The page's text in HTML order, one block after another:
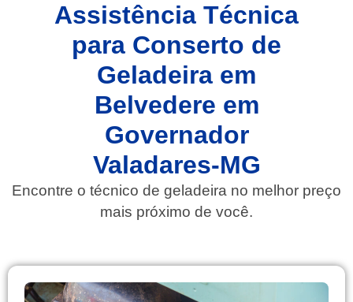
Assistência Técnica
para Conserto de
Geladeira em
Belvedere em
Governador
Valadares-MG
Encontre o técnico de geladeira no melhor preço
mais próximo de você.